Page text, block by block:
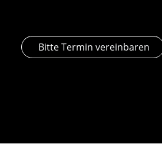
Bitte Termin vereinbaren